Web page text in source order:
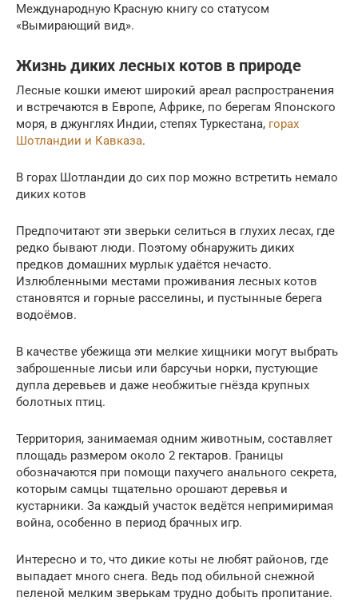
Международную Красную книгу со статусом
«Вымирающий вид».
Жизнь диких лесных котов в природе
Лесные кошки имеют широкий ареал распространения
и встречаются в Европе, Африке, по берегам Японского
моря, в джунглях Индии, степях Туркестана, горах
Шотландии и Кавказа.
В горах Шотландии до сих пор можно встретить немало
диких котов
Предпочитают эти зверьки селиться в глухих лесах, где
редко бывают люди. Поэтому обнаружить диких
предков домашних мурлык удаётся нечасто.
Излюбленными местами проживания лесных котов
становятся и горные расселины, и пустынные берега
водоёмов.
В качестве убежища эти мелкие хищники могут выбрать
заброшенные лисьи или барсучьи норки, пустующие
дупла деревьев и даже необжитые гнёзда крупных
болотных птиц.
Территория, занимаемая одним животным, составляет
площадь размером около 2 гектаров. Границы
обозначаются при помощи пахучего анального секрета,
которым самцы тщательно орошают деревья и
кустарники. За каждый участок ведётся непримиримая
война, особенно в период брачных игр.
Интересно и то, что дикие коты не любят районов, где
выпадает много снега. Ведь под обильной снежной
пеленой мелким зверькам трудно добыть пропитание.